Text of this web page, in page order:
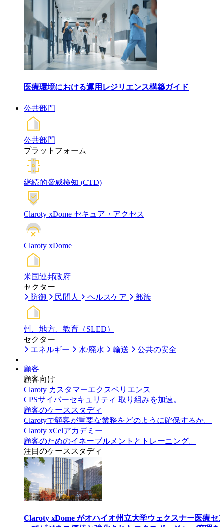
医療環境における運用レジリエンス構築ガイド
公共部門
公共部門
プラットフォーム
継続的脅威検知 (CTD)
Claroty xDome セキュア・アクセス
Claroty xDome
米国連邦政府
セクター
防御
民間人 ヘルスケア 部族
州、地方、教育（SLED）
セクター
エネルギー
水/廃水 輸送 公共の安全
顧客
顧客向け
Claroty カスタマーエクスペリエンス
CPSサイバーセキュリティ 取り組みを加速。
顧客のケーススタディ
Clarotyで顧客が重要な業務をどのように確保するか。
Claroty xCelアカデミー
顧客のためのイネーブルメントとトレーニング。
注目のケーススタディ
Claroty xDome がオハイオ州立大学ウェクスナー医療セ